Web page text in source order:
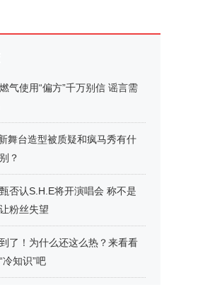
气使用“偏方”千万别信 谣言需
舞台造型被质疑和疯马秀有什
？
否认S.H.E将开演唱会 称不是
粉丝失望
了！为什么还这么热？来看看
冷知识”吧